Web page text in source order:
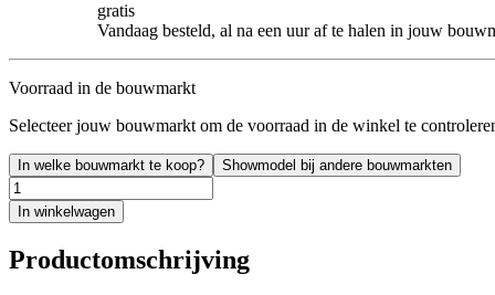
gratis
Vandaag besteld, al na een uur af te halen in jouw
Voorraad in de bouwmarkt
Selecteer jouw bouwmarkt om de voorraad in de winkel te
In welke bouwmarkt te koop? Showmodel bij andere bouwmarkten
In winkelwagen
Productomschrijving